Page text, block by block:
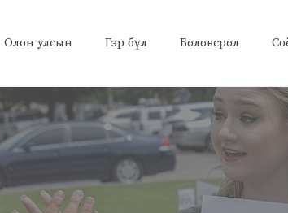
Олон улсын Гэр бүл Боловсрол